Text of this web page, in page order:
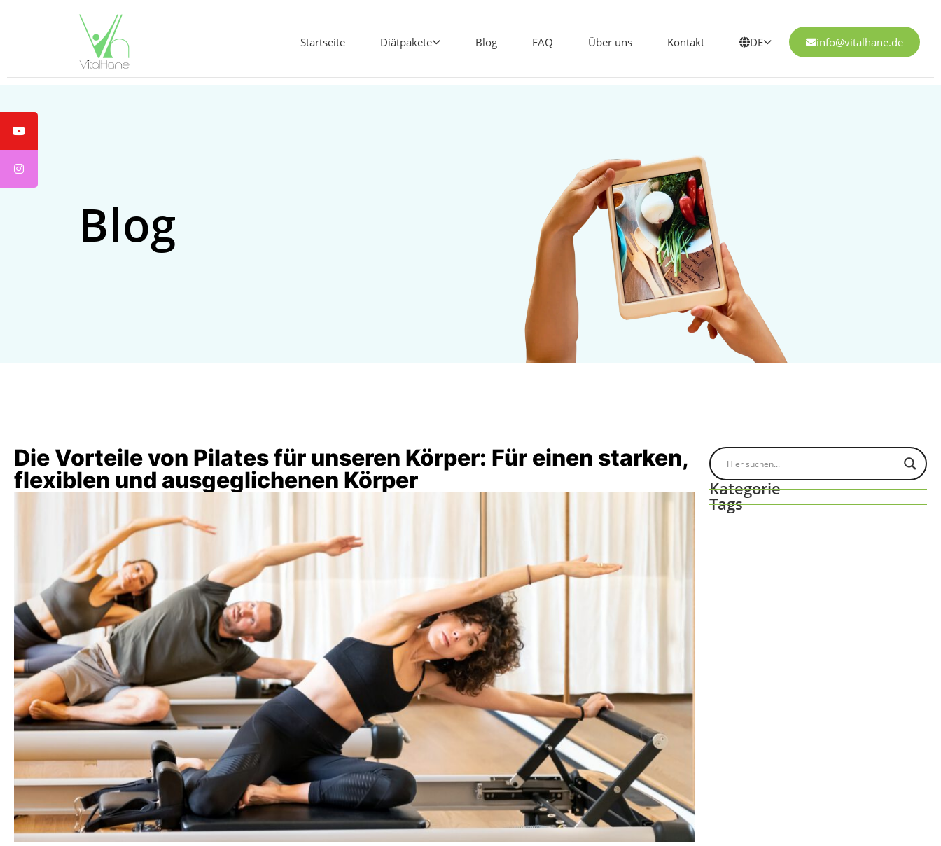
Startseite Diätpakete Blog FAQ Über uns Kontakt DE info@vitalhane.de
Blog
Die Vorteile von Pilates für unseren Körper: Für einen starken,
flexiblen und ausgeglichenen Körper
Kategorie
Tags